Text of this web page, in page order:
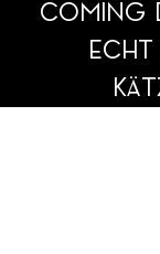
COMING